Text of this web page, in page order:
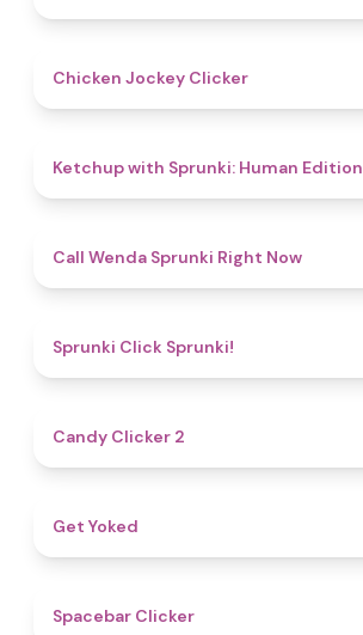
Chicken Jockey Clicker
Ketchup with Sprunki: Human Edition
Call Wenda Sprunki Right Now
Sprunki Click Sprunki!
Candy Clicker 2
Get Yoked
Spacebar Clicker